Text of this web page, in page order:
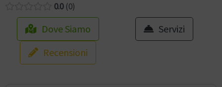
0.0 0
Dove Siamo
Servizi
Recensioni